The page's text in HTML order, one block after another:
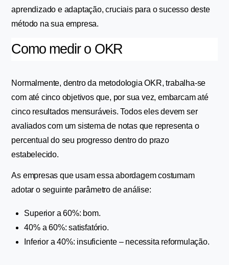
aprendizado e adaptação, cruciais para o sucesso deste
método na sua empresa.
Como medir o OKR
Normalmente, dentro da metodologia OKR, trabalha-se
com até cinco objetivos que, por sua vez, embarcam até
cinco resultados mensuráveis. Todos eles devem ser
avaliados com um sistema de notas que representa o
percentual do seu progresso dentro do prazo
estabelecido.
As empresas que usam essa abordagem costumam
adotar o seguinte parâmetro de análise:
Superior a 60%: bom.
40% a 60%: satisfatório.
Inferior a 40%: insuficiente – necessita reformulação.